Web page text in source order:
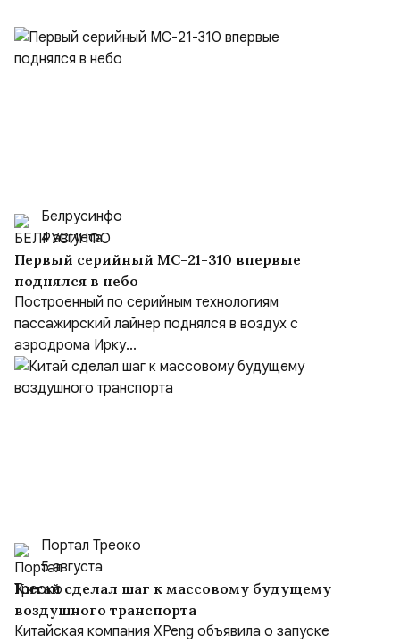
Белрусинфо
4 августа
Первый серийный МС-21-310 впервые
поднялся в небо
Построенный по серийным технологиям
пассажирский лайнер поднялся в воздух с
аэродрома Ирку...
Портал Треоко
5 августа
Китай сделал шаг к массовому будущему
воздушного транспорта
Китайская компания XPeng объявила о запуске